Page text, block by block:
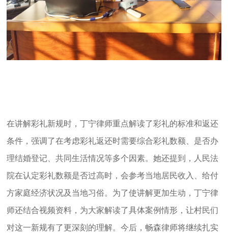
在讲解彩礼新规时，丁宁律师重点解读了彩礼的标准和返还
条件，强调了在考虑彩礼返还时需要综合彩礼数额、是否办
理结婚登记、共同生活情况等多个因素。她还提到，人民法
院在认定彩礼数额是否过高时，会参考当地居民收入、给付
方家庭经济状况及当地习俗。为了使讲解更加生动，丁宁律
师还结合视频资料，为大家解读了具体案例情形，让村民们
对这一新规有了更深刻的理解。今后，畅森律师将继续扎实